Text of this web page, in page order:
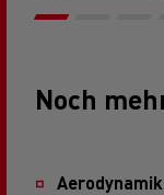
Noch